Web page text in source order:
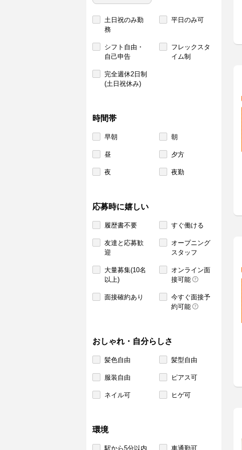
土日祝のみ勤
務
平日のみ可
シフト自由・
自己申告
フレックスタ
イム制
完全週休2日制
(土日祝休み)
時間帯
早朝 朝
昼 夕方
夜 夜勤
応募時に嬉しい
履歴書不要 すぐ働ける
友達と応募歓
迎
オープニング
スタッフ
大量募集(10名
以上)
オンライン面
接可能
面接確約あり
今すぐ面接予
約可能
おしゃれ・自分らしさ
髪色自由 髪型自由
服装自由 ピアス可
ネイル可 ヒゲ可
環境
駅から5分以内 車通勤可